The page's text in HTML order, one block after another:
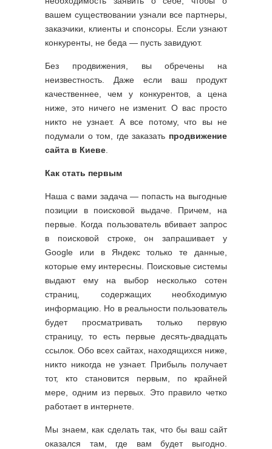
вашем существовании узнали все партнеры,
заказчики, клиенты и спонсоры. Если узнают
конкуренты, не беда — пусть завидуют.
Без продвижения, вы обречены на
неизвестность. Даже если ваш продукт
качественнее, чем у конкурентов, а цена
ниже, это ничего не изменит. О вас просто
никто не узнает. А все потому, что вы не
подумали о том, где заказать продвижение
сайта в Киеве
Как стать первым
Наша с вами задача — попасть на выгодные
позиции в поисковой выдаче. Причем, на
первые. Когда пользователь вбивает запрос
в поисковой строке, он запрашивает у
Google или в Яндекс только те данные,
которые ему интересны. Поисковые системы
выдают ему на выбор несколько сотен
страниц, содержащих необходимую
информацию. Но в реальности пользователь
будет просматривать только первую
страницу, то есть первые десять-двадцать
ссылок. Обо всех сайтах, находящихся ниже,
никто никогда не узнает. Прибыль получает
тот, кто становится первым, по крайней
мере, одним из первых. Это правило четко
работает в интернете.
Мы знаем, как сделать так, что бы ваш сайт
оказался там, где вам будет выгодно.